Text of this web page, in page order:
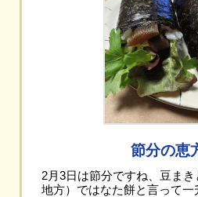
節分の恵
2月3日は節分ですね、豆ま
地方）ではなた餅と言って